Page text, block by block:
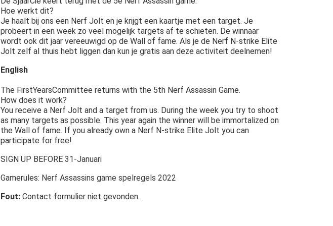
Hoe werkt dit?
Je haalt bij ons een Nerf Jolt en je krijgt een kaartje met een target. Je
probeert in een week zo veel mogelijk targets af te schieten. De winnaar
wordt ook dit jaar vereeuwigd op de Wall of fame. Als je de Nerf N-strike Elite
Jolt zelf al thuis hebt liggen dan kun je gratis aan deze activiteit deelnemen!
English
The FirstYearsCommittee returns with the 5th Nerf Assassin Game.
How does it work?
You receive a Nerf Jolt and a target from us. During the week you try to shoot
as many targets as possible. This year again the winner will be immortalized on
the Wall of fame. If you already own a Nerf N-strike Elite Jolt you can
participate for free!
SIGN UP BEFORE 31-Januari
Gamerules: Nerf Assassins game spelregels 2022
Fout: Contact formulier niet gevonden.